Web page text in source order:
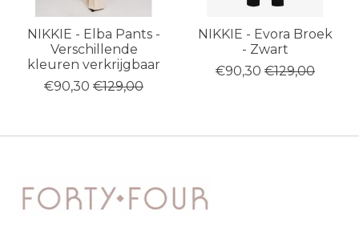
NIKKIE - Elba Pants -
Verschillende
kleuren verkrijgbaar
€90,30 €129,00
NIKKIE - Evora Broek
- Zwart
€90,30 €129,00